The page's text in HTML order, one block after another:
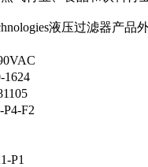
液压过滤器产品
1624
F2
P1